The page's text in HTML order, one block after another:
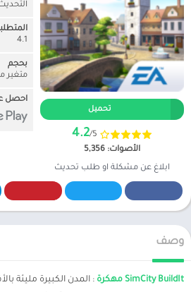
تحميل
4.2/5
الأصوات: 5,356
ابلاغ عن مشكلة او طلب تحديث
4.1
بحجم
متغير
احصل
وصف
SimCity BuildIt مهكرة
: المدن الكبيرة مليئة